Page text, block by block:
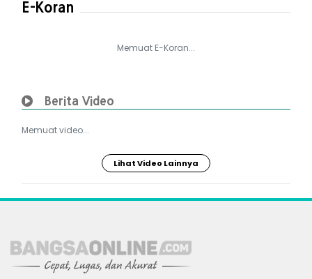
E-Koran
Memuat E-Koran...
Berita Video
Memuat video...
Lihat Video Lainnya